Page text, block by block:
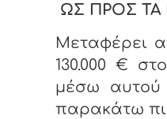
ΩΣ ΠΡΟΣ ΤΑ
Μεταφέρει
130.000 €
μέσω αυτού
παρακάτω